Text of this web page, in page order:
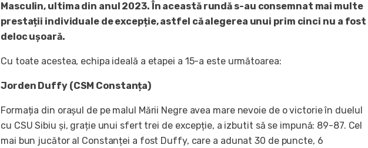
Masculin, ultima din anul 2023. În această rundă s-au consemnat mai multe
prestații individuale de excepție, astfel că alegerea unui prim cinci nu a fost
deloc ușoară.
Cu toate acestea, echipa ideală a etapei a 15-a este următoarea:
Jorden Duffy (CSM Constanța)
Formația din orașul de pe malul Mării Negre avea mare nevoie de o victorie în duelul
cu CSU Sibiu și, grație unui sfert trei de excepție, a izbutit să se impună: 89-87. Cel
mai bun jucător al Constanței a fost Duffy, care a adunat 30 de puncte, 6